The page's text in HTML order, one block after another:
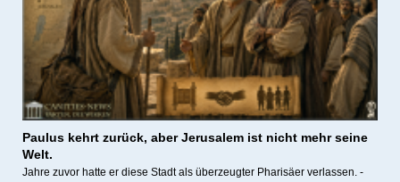
Paulus kehrt zurück, aber Jerusalem ist nicht mehr seine
Welt.
Jahre zuvor hatte er diese Stadt als überzeugter Pharisäer verlassen. -